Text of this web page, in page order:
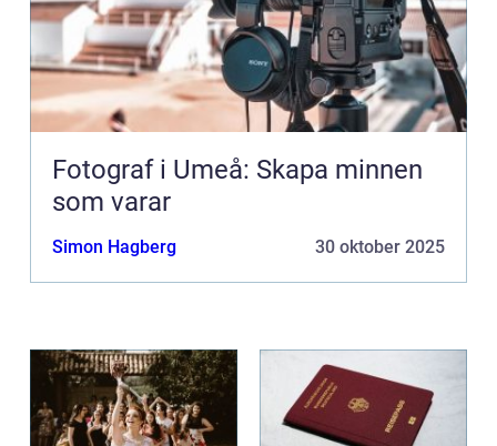
Fotograf i Umeå: Skapa minnen
som varar
Simon Hagberg 30 oktober 2025